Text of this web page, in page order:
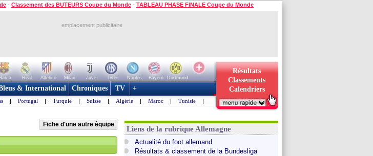
- Classement des BUTEURS Coupe du Monde - TABLEAU PHASE FINALE Coupe du Monde
emplacement publicitaire
Barca Real Atletico Milan Juve Inter Naples Bayern
Dortmund
Résultats
Classements
Calendriers
& International Chroniques TV +
| Portugal | Turquie | Suisse | Algérie | Maroc | Tunisie |
Fiche d'une autre équipe
Liens de la rubrique Allemagne
Actualité du foot allemand
Résultats & classement de la Bundesliga